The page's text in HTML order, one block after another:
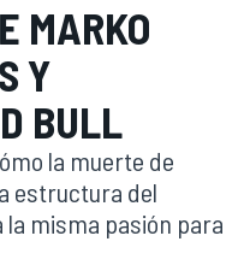
MARKO
Y
BULL
la muerte de
estructura del
la misma pasión para